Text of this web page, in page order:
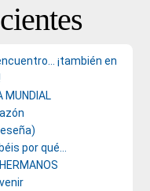
¡también en
MUNDIAL
por qué…